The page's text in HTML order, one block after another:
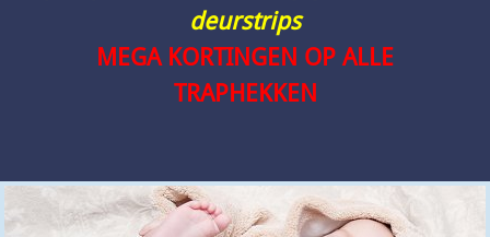
deurstrips
MEGA KORTINGEN OP ALLE
TRAPHEKKEN